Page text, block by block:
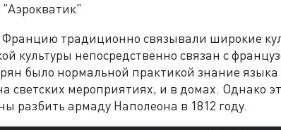
Францию традиционно связывали широкие
культуры непосредственно связан с
было нормальной практикой знание языка
светских мероприятиях, и в домах. Однако
разбить армаду Наполеона в 1812 году.